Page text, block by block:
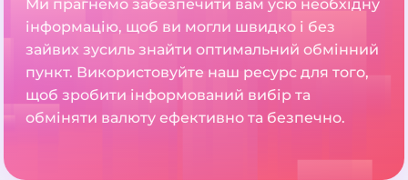
Ми прагнемо забезпечити вам усю необхідну
інформацію, щоб ви могли швидко і без
зайвих зусиль знайти оптимальний обмінний
пункт. Використовуйте наш ресурс для того,
щоб зробити інформований вибір та
обміняти валюту ефективно та безпечно.